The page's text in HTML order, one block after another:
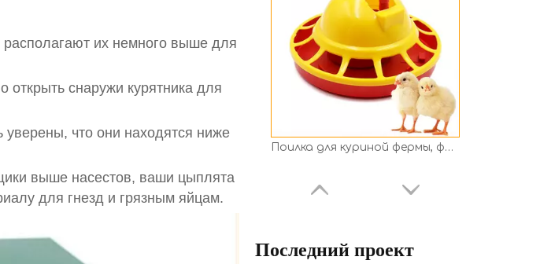
располагают их немного выше для
открыть снаружи курятника для
что они находятся ниже
выше насестов, ваши цыплята
для гнезд и грязным яйцам.
Ниппели для воды для бройлерной фермы, птицы, перепела, утки, Плассон, автоматическая поилка Ph-44
Последний проект